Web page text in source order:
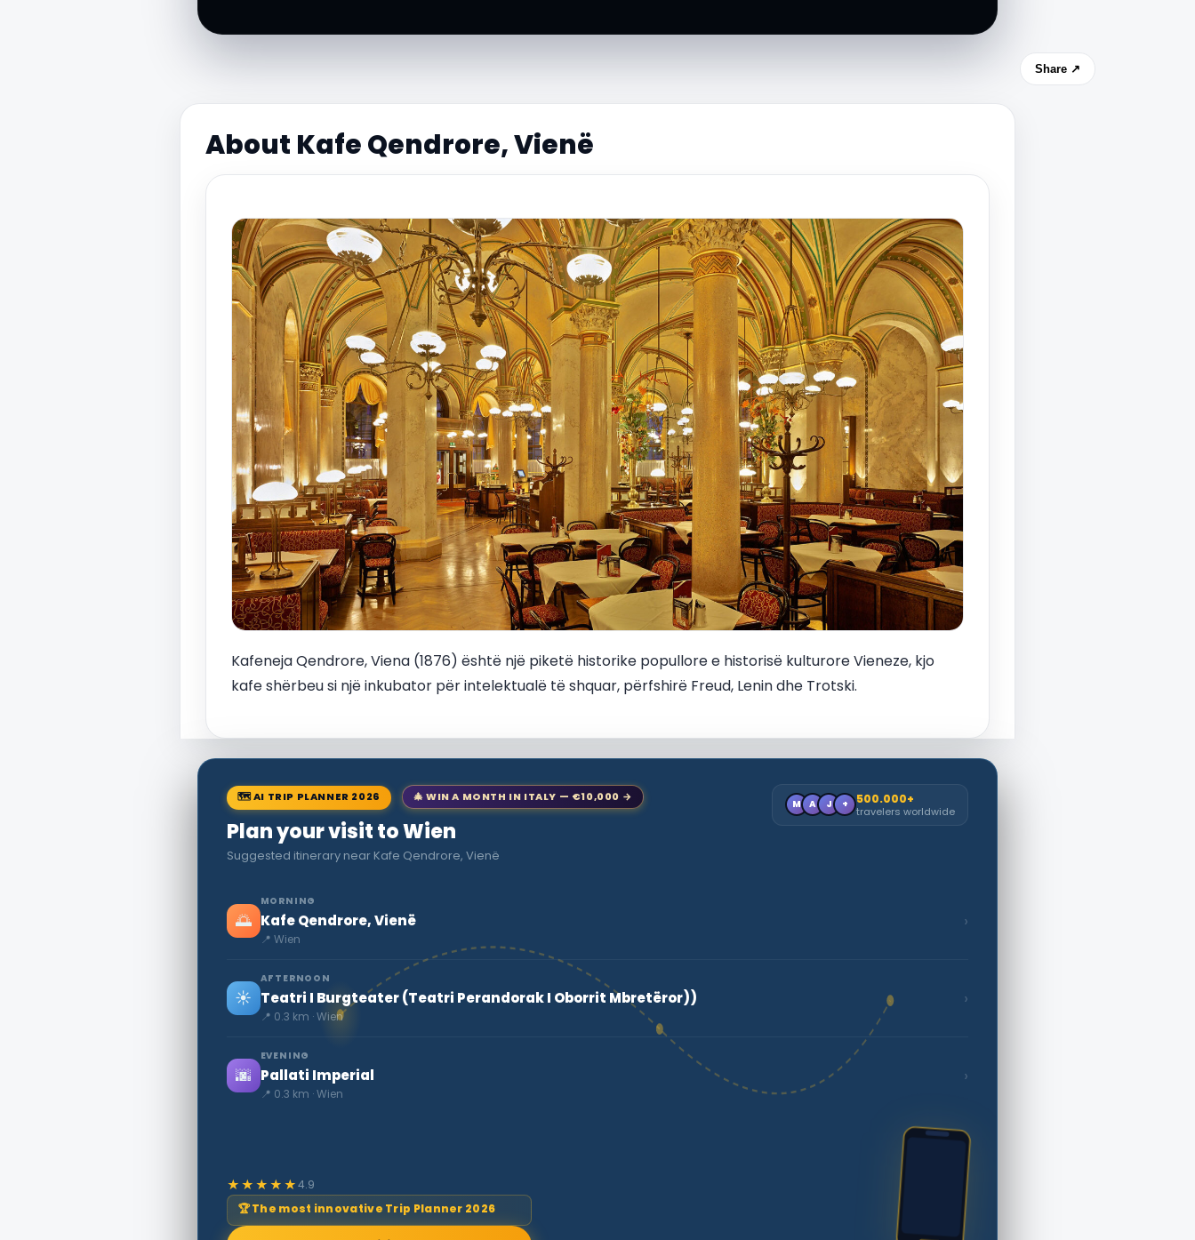
Share ↗
About Kafe Qendrore, Vienë
Kafeneja Qendrore, Viena (1876) është një piketë historike popullore e historisë kulturore Vieneze, kjo
kafe shërbeu si një inkubator për intelektualë të shquar, përfshirë Freud, Lenin dhe Trotski.
🗺 AI TRIP PLANNER 2026 🎄 WIN A MONTH IN ITALY — €10,000 →
Plan your visit to Wien
Suggested itinerary near Kafe Qendrore, Vienë
M A J + 500.000+
travelers worldwide
🌅
MORNING
Kafe Qendrore, Vienë
📍 Wien
›
☀️
AFTERNOON
Teatri I Burgteater (Teatri Perandorak I Oborrit Mbretëror))
📍 0.3 km · Wien
›
🌆
EVENING
Pallati Imperial
📍 0.3 km · Wien
›
★★★★★4.9
🏆 The most innovative Trip Planner 2026